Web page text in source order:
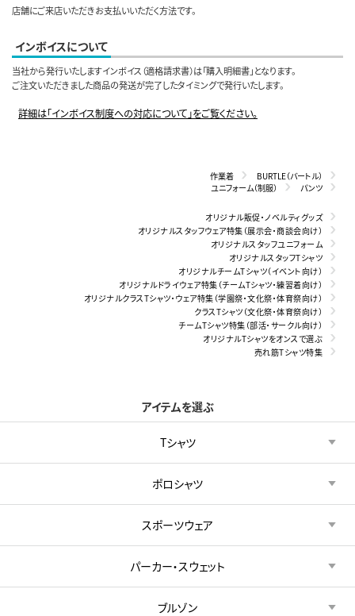
店舗にご来店いただきお支払いいただく方法です。
インボイスについて
当社から発行いたしますインボイス（適格請求書）は「購入明細書」となります。
ご注文いただきました商品の発送が完了したタイミングで発行いたします。
詳細は「インボイス制度への対応について」をご覧ください。
作業着
BURTLE（バートル）
ユニフォーム（制服）
パンツ
オリジナル販促・ノベルティグッズ
オリジナルスタッフウェア特集（展示会・商談会向け）
オリジナルスタッフユニフォーム
オリジナルスタッフTシャツ
オリジナルチームTシャツ（イベント向け）
オリジナルドライウェア特集（チームTシャツ・練習着向け）
オリジナルクラスTシャツ・ウェア特集（学園祭・文化祭・体育祭向け）
クラスTシャツ（文化祭・体育祭向け）
チームTシャツ特集（部活・サークル向け）
オリジナルTシャツをオンスで選ぶ
売れ筋Tシャツ特集
アイテムを選ぶ
Tシャツ
ポロシャツ
スポーツウェア
パーカー・スウェット
ブルゾン